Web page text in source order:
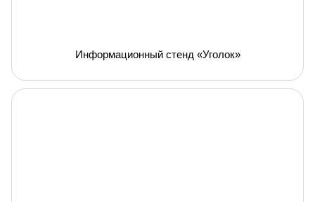
Информационный стенд «Уголок»